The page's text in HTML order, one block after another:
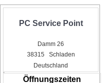
PC Service Point
Damm 26
38315 Schladen
Deutschland
Öffnungszeiten